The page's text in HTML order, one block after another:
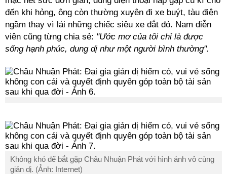
đến khi hỏng, ông còn thường xuyên đi xe buýt, tàu điện
ngầm thay vì lái những chiếc siêu xe đắt đỏ. Nam diễn
viên cũng từng chia sẻ: "Ước mơ của tôi chỉ là được
sống hạnh phúc, dung dị như một người bình thường".
Không khó để bắt gặp Châu Nhuận Phát với hình ảnh vô cùng
giản dị. (Ảnh: Internet)